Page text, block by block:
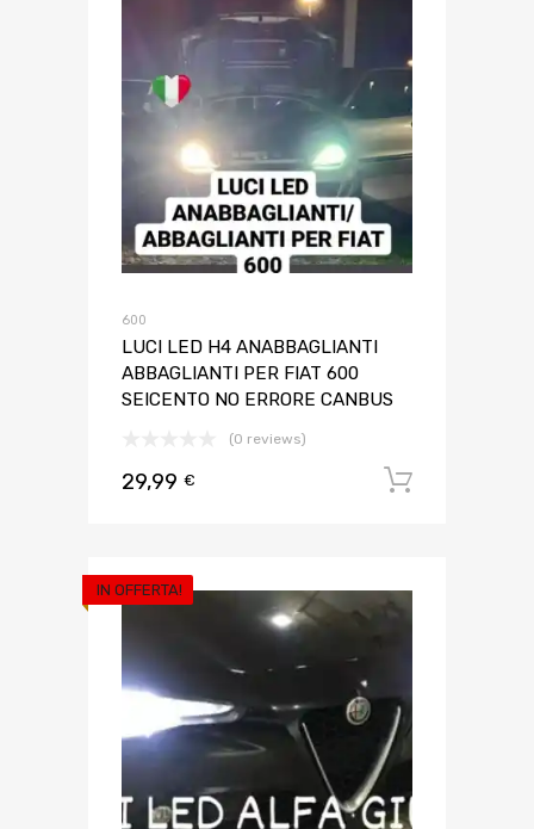
600
LUCI LED H4 ANABBAGLIANTI
ABBAGLIANTI PER FIAT 600
SEICENTO NO ERRORE CANBUS
(0 reviews)
29,99 €
IN OFFERTA!